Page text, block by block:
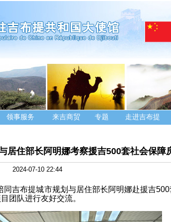
领事服务 来吉商贸 专题 走进吉布提
居住部长阿明娜考察援吉500套社会保障
2024-07-10 22:44
吉布提城市规划与居住部长阿明娜赴援吉
团队进行友好交流。